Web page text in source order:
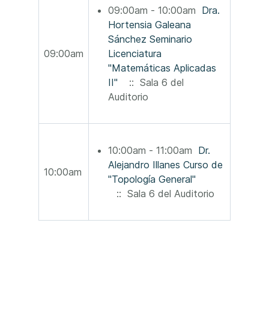
09:00am
09:00am - 10:00am Dra.
Hortensia Galeana
Sánchez Seminario
Licenciatura
"Matemáticas Aplicadas
II"
:: Sala 6 del
Auditorio
10:00am
10:00am - 11:00am Dr.
Alejandro Illanes Curso de
"Topología General"
:: Sala 6 del Auditorio